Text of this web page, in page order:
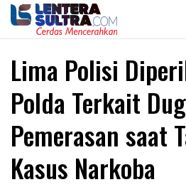
Lima Polisi
Polda Terkait
Pemerasan saat
Kasus Narkoba